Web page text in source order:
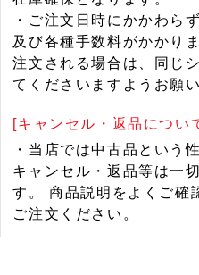
・ご注文日時にかかわら
及び各種手数料がかかり
注文される場合は、同じ
てくださいますようお願
[キャンセル・返品につい
・当店では中古品という
キャンセル・返品等は一
す。 商品説明をよくご確
ご注文ください。